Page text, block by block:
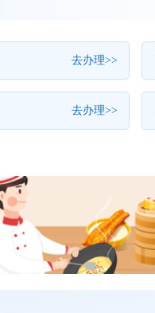
去办理>>
去办理>>